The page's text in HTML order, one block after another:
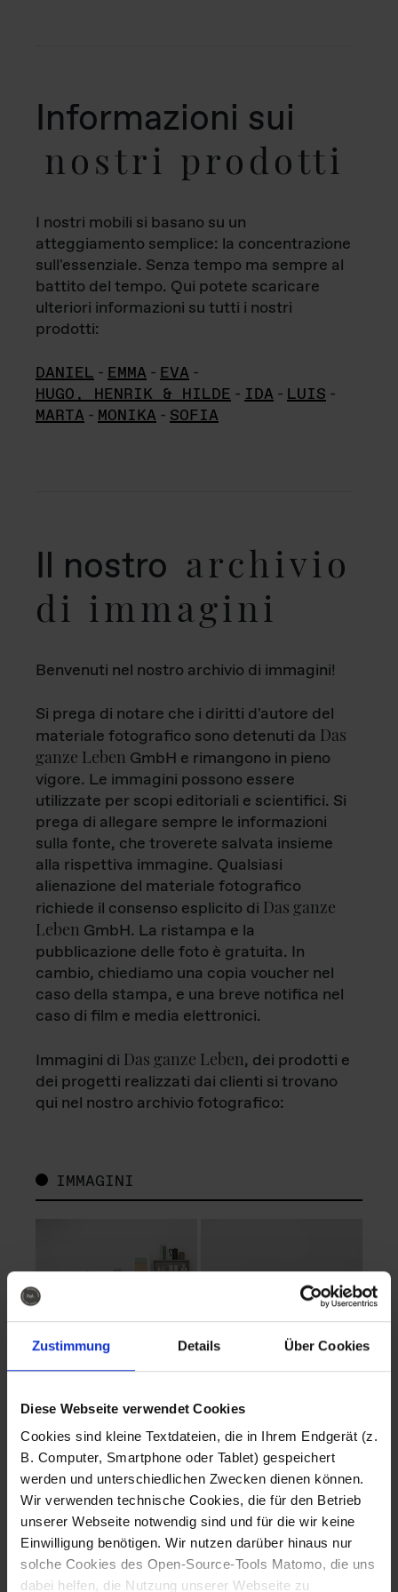
Zustimmung Details Über Cookies
Diese Webseite verwendet Cookies
Cookies sind kleine Textdateien, die in Ihrem Endgerät (z.
B. Computer, Smartphone oder Tablet) gespeichert
werden und unterschiedlichen Zwecken dienen können.
Wir verwenden technische Cookies, die für den Betrieb
unserer Webseite notwendig sind und für die wir keine
Einwilligung benötigen. Wir nutzen darüber hinaus nur
solche Cookies des Open-Source-Tools Matomo, die uns
dabei helfen, die Nutzung unserer Webseite zu
Informazioni sui
nostri prodotti
I nostri mobili si basano su un
atteggiamento semplice: la concentrazione
sull'essenziale. Senza tempo ma sempre al
battito del tempo. Qui potete scaricare
ulteriori informazioni su tutti i nostri
prodotti:
DANIEL - EMMA - EVA -
HUGO, HENRIK & HILDE - IDA - LUIS -
MARTA - MONIKA - SOFIA
Il nostro archivio
di immagini
Benvenuti nel nostro archivio di immagini!
Si prega di notare che i diritti d'autore del
materiale fotografico sono detenuti da Das
ganze Leben GmbH e rimangono in pieno
vigore. Le immagini possono essere
utilizzate per scopi editoriali e scientifici. Si
prega di allegare sempre le informazioni
sulla fonte, che troverete salvata insieme
alla rispettiva immagine. Qualsiasi
alienazione del materiale fotografico
richiede il consenso esplicito di Das ganze
Leben GmbH. La ristampa e la
pubblicazione delle foto è gratuita. In
cambio, chiediamo una copia voucher nel
caso della stampa, e una breve notifica nel
caso di film e media elettronici.
Immagini di Das ganze Leben, dei prodotti e
dei progetti realizzati dai clienti si trovano
qui nel nostro archivio fotografico:
IMMAGINI
Fotografo: Lorenz
Sternbach
Download
Fotografo: Lorenz
Sternbach
Download